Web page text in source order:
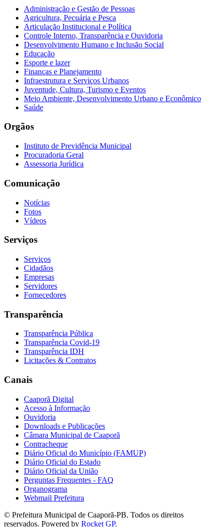
Administração e Gestão de Pessoas
Agricultura, Pecuária e Pesca
Articulação Institucional e Política
Controle Interno, Transparência e Ouvidoria
Desenvolvimento Humano e Inclusão Social
Educação
Esporte e lazer
Finanças e Planejamento
Infraestrutura e Serviços Urbanos
Juventude, Cultura, Turismo e Eventos
Meio Ambiente, Desenvolvimento Urbano e Econômico
Saúde
Orgãos
Instituto de Previdência Municipal
Procuradoria Geral
Assessoria Jurídica
Comunicação
Notícias
Fotos
Vídeos
Serviços
Serviços
Cidadãos
Empresas
Servidores
Fornecedores
Transparência
Transparência Pública
Transparência Covid-19
Transparência IDH
Licitações & Contratos
Canais
Caaporã Digital
Acesso à Informação
Ouvidoria
Downloads e Publicações
Câmara Municipal de Caaporã
Contracheque
Diário Oficial do Município (FAMUP)
Diário Oficial do Estado
Diário Oficial da União
Perguntas Frequentes - FAQ
Organograma
Webmail Prefeitura
© Prefeitura Municipal de Caaporã-PB. Todos os direitos
reservados. Powered by Rocket GP.